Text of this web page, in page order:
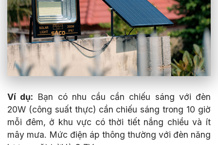
Ví dụ: Bạn có nhu cầu cần chiếu sáng với đèn
20W (công suất thực) cần chiếu sáng trong 10 giờ
mỗi đêm, ở khu vực có thời tiết nắng chiều và ít
mây mưa. Mức điện áp thông thường với đèn năng